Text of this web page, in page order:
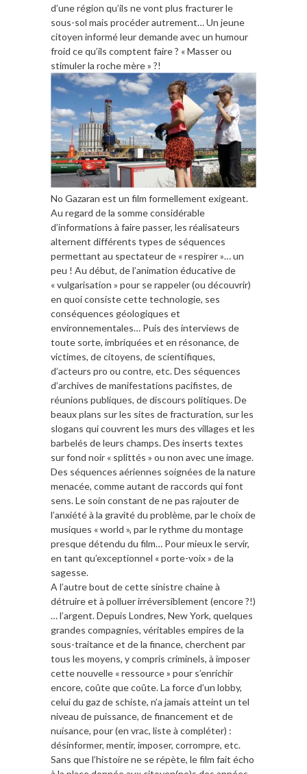
d’une région qu’ils ne vont plus fracturer le
sous-sol mais procéder autrement… Un jeune
citoyen informé leur demande avec un humour
froid ce qu’ils comptent faire ? « Masser ou
stimuler la roche mère » ?!
No Gazaran est un film formellement exigeant.
Au regard de la somme considérable
d’informations à faire passer, les réalisateurs
alternent différents types de séquences
permettant au spectateur de « respirer »… un
peu ! Au début, de l’animation éducative de
« vulgarisation » pour se rappeler (ou découvrir)
en quoi consiste cette technologie, ses
conséquences géologiques et
environnementales… Puis des interviews de
toute sorte, imbriquées et en résonance, de
victimes, de citoyens, de scientifiques,
d’acteurs pro ou contre, etc. Des séquences
d’archives de manifestations pacifistes, de
réunions publiques, de discours politiques. De
beaux plans sur les sites de fracturation, sur les
slogans qui couvrent les murs des villages et les
barbelés de leurs champs. Des inserts textes
sur fond noir « splittés » ou non avec une image.
Des séquences aériennes soignées de la nature
menacée, comme autant de raccords qui font
sens. Le soin constant de ne pas rajouter de
l’anxiété à la gravité du problème, par le choix de
musiques « world », par le rythme du montage
presque détendu du film… Pour mieux le servir,
en tant qu’exceptionnel « porte-voix » de la
sagesse.
A l’autre bout de cette sinistre chaine à
détruire et à polluer irréversiblement (encore ?!)
… l’argent. Depuis Londres, New York, quelques
grandes compagnies, véritables empires de la
sous-traitance et de la finance, cherchent par
tous les moyens, y compris criminels, à imposer
cette nouvelle « ressource » pour s’enrichir
encore, coûte que coûte. La force d’un lobby,
celui du gaz de schiste, n’a jamais atteint un tel
niveau de puissance, de financement et de
nuisance, pour (en vrac, liste à compléter) :
désinformer, mentir, imposer, corrompre, etc.
Sans que l’histoire ne se répète, le film fait écho